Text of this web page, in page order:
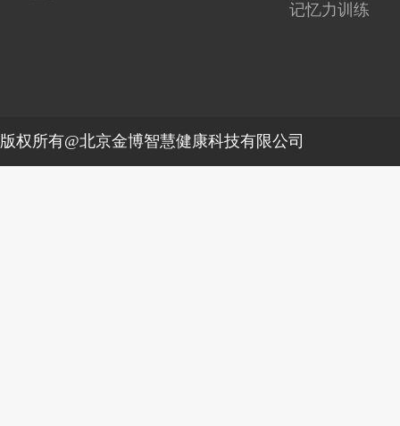
记忆力训练
版权所有@北京金博智慧健康科技有限公司